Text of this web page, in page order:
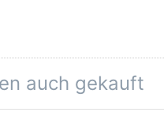
auch gekauft